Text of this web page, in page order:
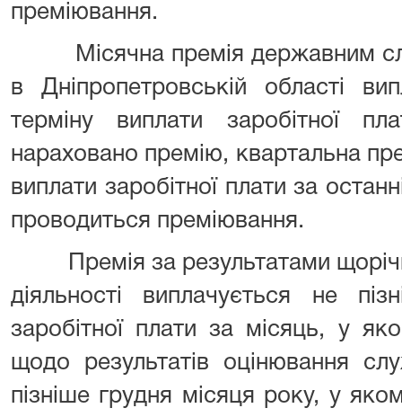
преміювання.
Місячна премія державним
в Дніпропетровській області
терміну виплати заробітної
нараховано премію, квартальна
виплати заробітної плати за
проводиться преміювання.
Премія за результатами
діяльності виплачується не
заробітної плати за місяць, у
щодо результатів оцінювання
пізніше грудня місяця року, у